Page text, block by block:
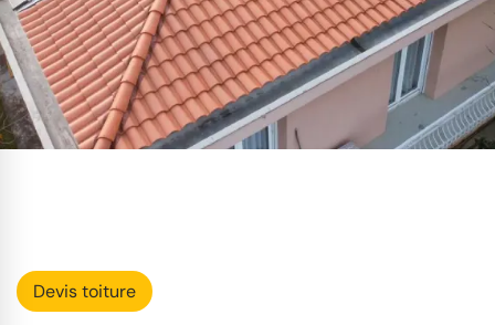
Devis toiture